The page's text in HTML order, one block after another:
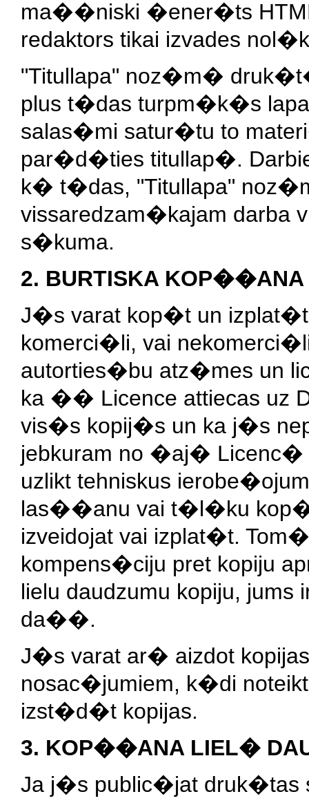
ma��niski �ener�ts
redaktors tikai izvades
"Titullapa" noz�m�
plus t�das turpm�k�s
salas�mi satur�tu to
par�d�ties titullap�.
k� t�das, "Titullapa"
vissaredzam�kajam darba
s�kuma.
2. BURTISKA KOP��ANA
J�s varat kop�t un
komerci�li, vai
autorties�bu atz�mes un
ka �� Licence attiecas uz
vis�s kopij�s un ka j�s
jebkuram no �aj�
uzlikt tehniskus
las��anu vai t�l�ku
izveidojat vai izplat�t.
kompens�ciju pret kopiju
lielu daudzumu kopiju,
da��.
J�s varat ar� aizdot
nosac�jumiem, k�di
izst�d�t kopijas.
3. KOP��ANA LIEL�
Ja j�s public�jat druk�tas